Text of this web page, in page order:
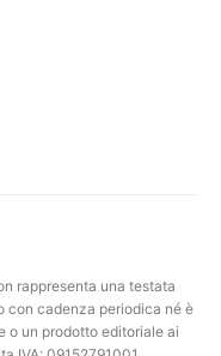
rappresenta una testata
con cadenza periodica né è
o un prodotto editoriale ai